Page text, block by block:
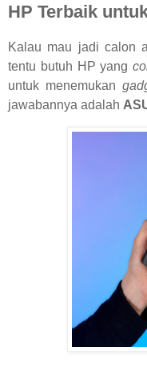
HP Terbaik
Kalau mau jadi calon
tentu butuh HP yang
untuk menemukan
jawabannya adalah